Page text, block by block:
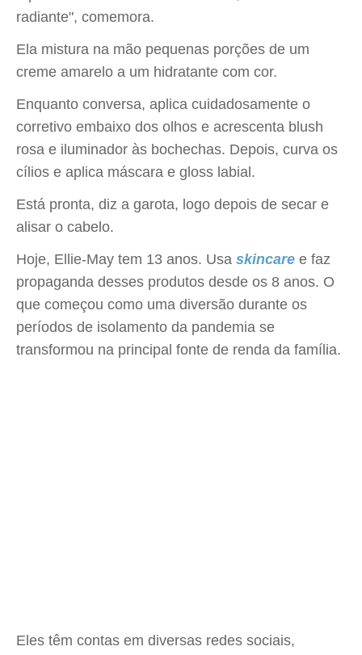
radiante", comemora.
Ela mistura na mão pequenas porções de um
creme amarelo a um hidratante com cor.
Enquanto conversa, aplica cuidadosamente o
corretivo embaixo dos olhos e acrescenta blush
rosa e iluminador às bochechas. Depois, curva os
cílios e aplica máscara e gloss labial.
Está pronta, diz a garota, logo depois de secar e
alisar o cabelo.
Hoje, Ellie-May tem 13 anos. Usa skincare e faz
propaganda desses produtos desde os 8 anos. O
que começou como uma diversão durante os
períodos de isolamento da pandemia se
transformou na principal fonte de renda da família.
Eles têm contas em diversas redes sociais,